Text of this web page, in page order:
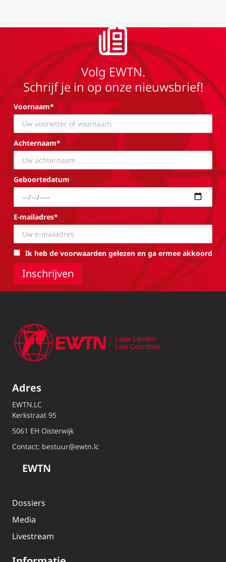
Volg EWTN.
Schrijf je in op onze nieuwsbrief!
Voornaam*
Achternaam*
Geboortedatum
E-mailadres*
Ik heb de voorwaarden gelezen en ga ermee akkoord
Adres
EWTN.LC
Kerkstraat 95
5061 EH Oisterwijk
Contact: bestuur@ewtn.lc
EWTN
Dossiers
Media
Livestream